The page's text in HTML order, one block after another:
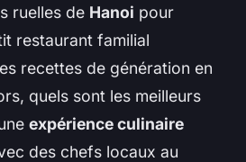
ruelles de Hanoi pour
restaurant familial
recettes de génération en
quels sont les meilleurs
expérience culinaire
des chefs locaux au